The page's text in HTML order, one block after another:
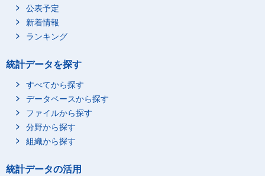
公表予定
新着情報
ランキング
統計データを探す
すべてから探す
データベースから探す
ファイルから探す
分野から探す
組織から探す
統計データの活用